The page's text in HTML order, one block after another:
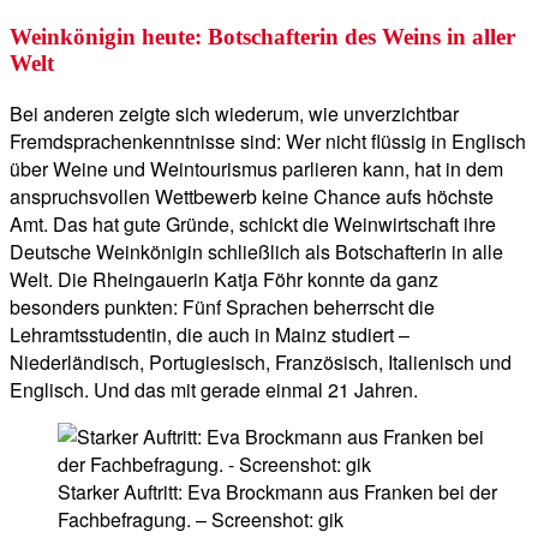
Weinkönigin heute: Botschafterin des Weins in aller
Welt
Bei anderen zeigte sich wiederum, wie unverzichtbar
Fremdsprachenkenntnisse sind: Wer nicht flüssig in Englisch
über Weine und Weintourismus parlieren kann, hat in dem
anspruchsvollen Wettbewerb keine Chance aufs höchste
Amt. Das hat gute Gründe, schickt die Weinwirtschaft ihre
Deutsche Weinkönigin schließlich als Botschafterin in alle
Welt. Die Rheingauerin Katja Föhr konnte da ganz
besonders punkten: Fünf Sprachen beherrscht die
Lehramtsstudentin, die auch in Mainz studiert –
Niederländisch, Portugiesisch, Französisch, Italienisch und
Englisch. Und das mit gerade einmal 21 Jahren.
Starker Auftritt: Eva Brockmann aus Franken bei der
Fachbefragung. – Screenshot: gik